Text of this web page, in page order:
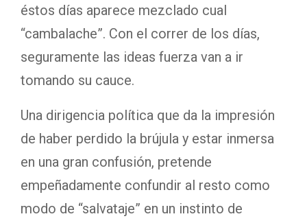
éstos días aparece mezclado cual
“cambalache”. Con el correr de los días,
seguramente las ideas fuerza van a ir
tomando su cauce.
Una dirigencia política que da la impresión
de haber perdido la brújula y estar inmersa
en una gran confusión, pretende
empeñadamente confundir al resto como
modo de “salvataje” en un instinto de